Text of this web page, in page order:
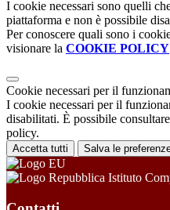
I cookie necessari sono quelli
piattaforma e non è possibile
Per conoscere quali sono i
visionare la COOKIE POLICY
Cookie necessari per il
I cookie necessari per il
disabilitati. È possibile
policy.
Accetta tutti Salva le
Istituto